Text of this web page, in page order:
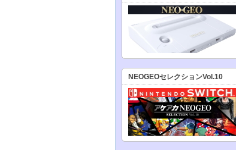
NEOGEOセレクションVol.10